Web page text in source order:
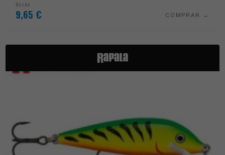
Desde
9,65 € COMPRAR